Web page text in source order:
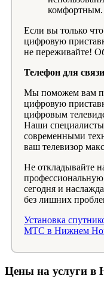
комфортным.
Если вы только
цифровую
не переживайте!
Телефон для
Мы поможем вам
цифровую
цифровым
Наши
современными
ваш телевизор
Не откладывайте
профессиональную
сегодня и
без лишних
Установка
МТС в Нижнем
Цены на услуги в